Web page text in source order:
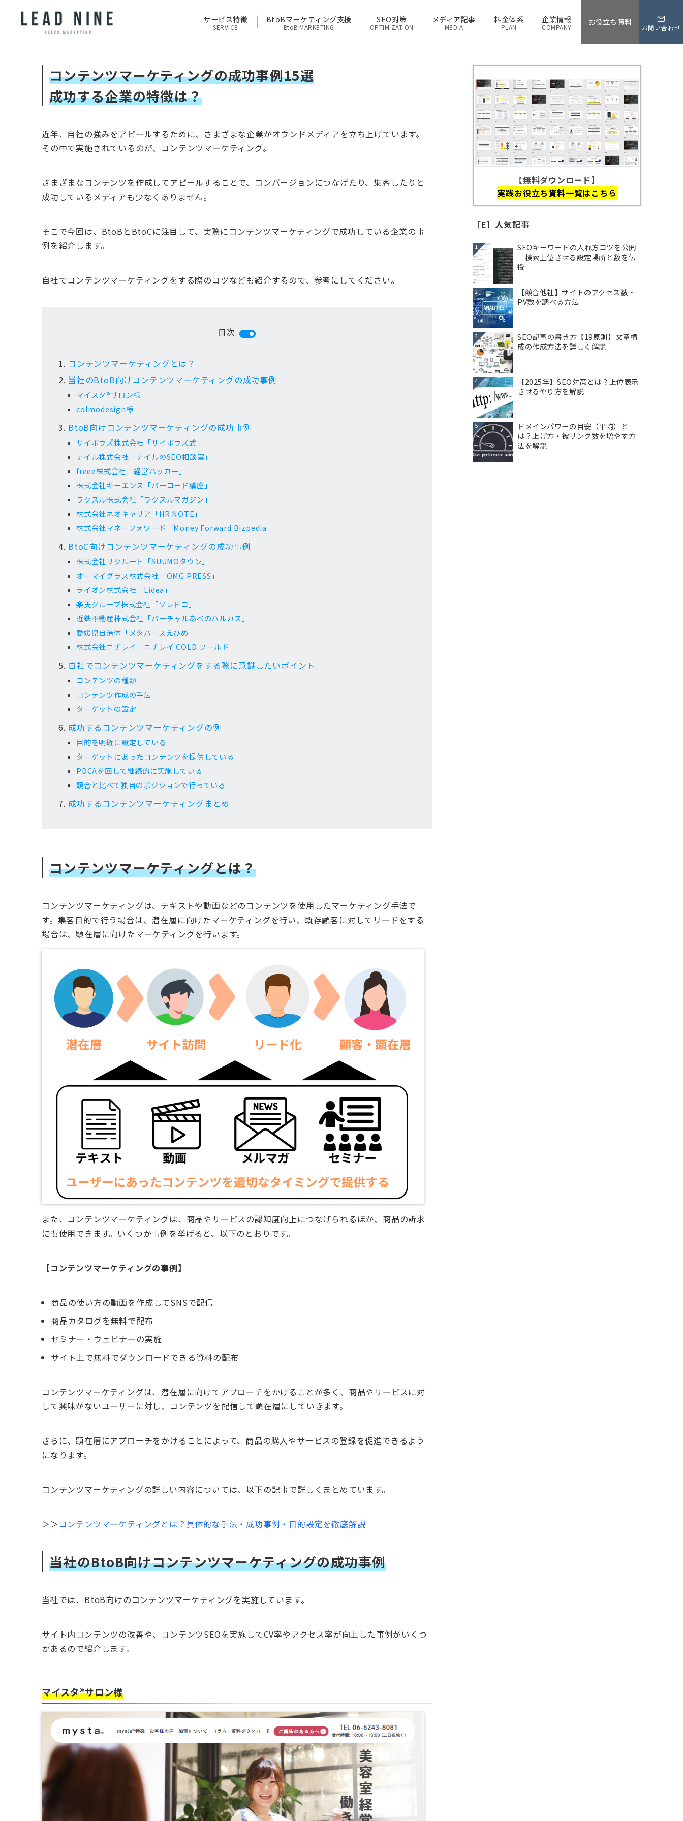
サービス特徴
SERVICE
BtoBマーケティング支援
BtoB MARKETING
SEO対策
OPTIMIZATION
メディア記事
MEDIA
料金体系
PLAN
企業情報
COMPANY
お役立ち資料
お問い合わせ
コンテンツマーケティングの成功事例15選
成功する企業の特徴は？
近年、自社の強みをアピールするために、さまざまな企業がオウンドメディアを立ち上げています。
その中で実施されているのが、コンテンツマーケティング。
さまざまなコンテンツを作成してアピールすることで、コンバージョンにつなげたり、集客したりと
成功しているメディアも少なくありません。
そこで今回は、BtoBとBtoCに注目して、実際にコンテンツマーケティングで成功している企業の事
例を紹介します。
自社でコンテンツマーケティングをする際のコツなども紹介するので、参考にしてください。
目次
コンテンツマーケティングとは？
当社のBtoB向けコンテンツマーケティングの成功事例
マイスタ®サロン様
colmodesign様
BtoB向けコンテンツマーケティングの成功事例
サイボウズ株式会社「サイボウズ式」
ナイル株式会社「ナイルのSEO相談室」
freee株式会社「経営ハッカー」
株式会社キーエンス「バーコード講座」
ラクスル株式会社「ラクスルマガジン」
株式会社ネオキャリア「HR NOTE」
株式会社マネーフォワード「Money Forward Bizpedia」
BtoC向けコンテンツマーケティングの成功事例
株式会社リクルート「SUUMOタウン」
オーマイグラス株式会社「OMG PRESS」
ライオン株式会社「Lidea」
楽天グループ株式会社「ソレドコ」
近鉄不動産株式会社「バーチャルあべのハルカス」
愛媛県自治体「メタバースえひめ」
株式会社ニチレイ「ニチレイ COLD ワールド」
自社でコンテンツマーケティングをする際に意識したいポイント
コンテンツの種類
コンテンツ作成の手法
ターゲットの設定
成功するコンテンツマーケティングの例
目的を明確に設定している
ターゲットにあったコンテンツを提供している
PDCAを回して継続的に実施している
競合と比べて独自のポジションで行っている
成功するコンテンツマーケティングまとめ
コンテンツマーケティングとは？
コンテンツマーケティングは、テキストや動画などのコンテンツを使用したマーケティング手法で
す。集客目的で行う場合は、潜在層に向けたマーケティングを行い、既存顧客に対してリードをする
場合は、顕在層に向けたマーケティングを行います。
また、コンテンツマーケティングは、商品やサービスの認知度向上につなげられるほか、商品の訴求
にも使用できます。いくつか事例を挙げると、以下のとおりです。
【コンテンツマーケティングの事例】
商品の使い方の動画を作成してSNSで配信
商品カタログを無料で配布
セミナー・ウェビナーの実施
サイト上で無料でダウンロードできる資料の配布
コンテンツマーケティングは、潜在層に向けてアプローチをかけることが多く、商品やサービスに対
して興味がないユーザーに対し、コンテンツを配信して顕在層にしていきます。
さらに、顕在層にアプローチをかけることによって、商品の購入やサービスの登録を促進できるよう
になります。
コンテンツマーケティングの詳しい内容については、以下の記事で詳しくまとめています。
＞＞ コンテンツマーケティングとは？具体的な手法・成功事例・目的設定を徹底解説
当社のBtoB向けコンテンツマーケティングの成功事例
当社では、BtoB向けのコンテンツマーケティングを実施しています。
サイト内コンテンツの改善や、コンテンツSEOを実施してCV率やアクセス率が向上した事例がいくつ
かあるので紹介します。
マイスタ®サロン様
【無料ダウンロード】
実践お役立ち資料一覧はこちら
［E］人気記事
1
SEOキーワードの入れ方コツを公開
｜検索上位させる設定場所と数を伝
授
2
【競合他社】サイトのアクセス数・
PV数を調べる方法
3
SEO記事の書き方【19原則】文章構
成の作成方法を詳しく解説
4
【2025年】SEO対策とは？上位表示
させるやり方を解説
5
ドメインパワーの目安（平均）と
は？上げ方・被リンク数を増やす方
法を解説